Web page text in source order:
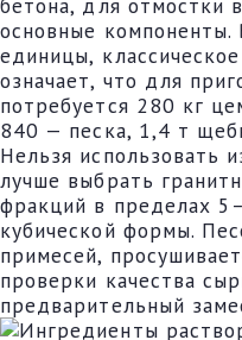
основные
единицы,
означает, что для
потребуется 280 кг
840 — песка, 1,4 т
Нельзя использовать
лучше выбрать
фракций в пределах
кубической формы.
примесей,
проверки качества
предварительный